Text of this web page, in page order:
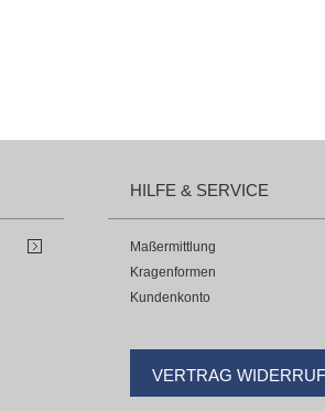
HILFE & SERVICE
Maßermittlung
Kragenformen
Kundenkonto
VERTRAG